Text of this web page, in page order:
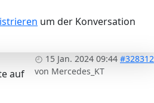
um der Konversation
15 Jan. 2024 09:44 #328312
von Mercedes_KT
auf